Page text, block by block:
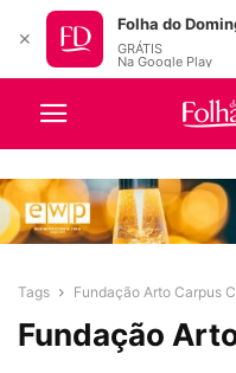
Tags Fundação Arto Carpus
Fundação
✕
Folha do
GRÁTIS
Na Google Play